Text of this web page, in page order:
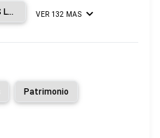
ELABORACIÓN DE PRODUCTOS LÁCTEOS. VER 132 MAS
Patrimonio